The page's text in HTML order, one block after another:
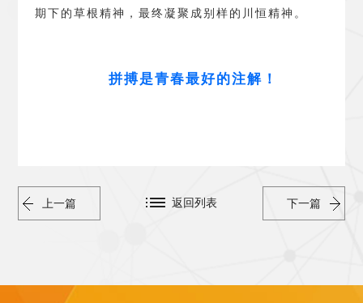
期下的草根精神，最终凝聚成别样的川恒精神。
拼搏是青春最好的注解 ！
上一篇 下一篇
返回列表